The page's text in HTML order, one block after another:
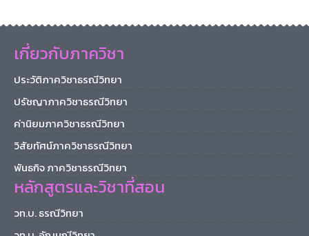
เกี่ยวกับภาควิชา
ประวัติภาควิชาธรณีวิทยา
ปรัชญาภาควิชาธรณีวิทยา
ค่านิยมภาควิชาธรณีวิทยา
วิสัยทัศน์ภาควิชาธรณีวิทยา
พันธกิจ ภาควิชาธรณีวิทยา
หลักสูตรและวิชาที่สอน
วท.บ. ธรณีวิทยา